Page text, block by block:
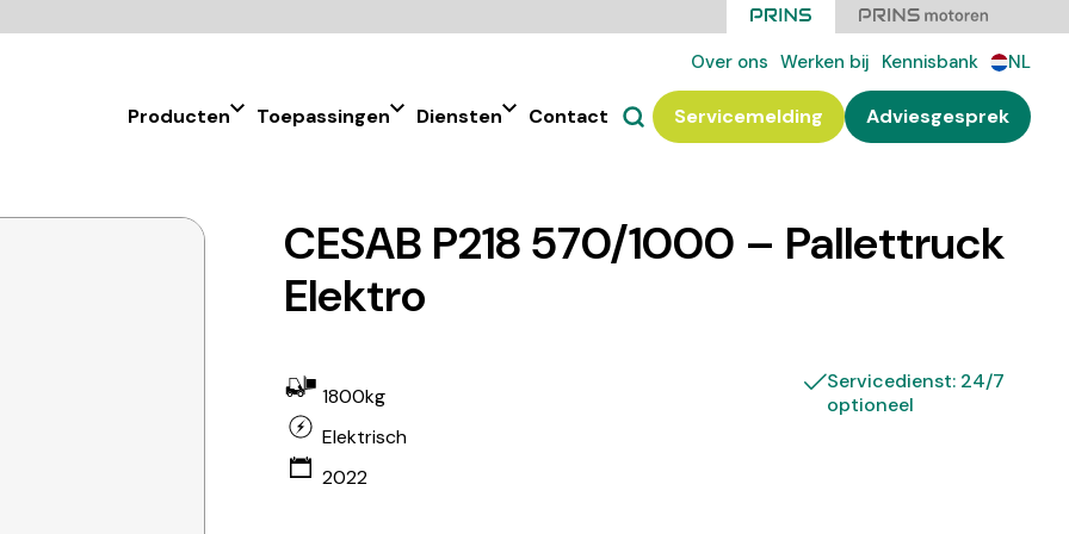
Over ons Werken bij Kennisbank NL
Producten Toepassingen Diensten Contact Servicemelding Adviesgesprek
CESAB P218 570/1000 – Pallettruck
Elektro
1800kg
Elektrisch
2022
Servicedienst: 24/7
optioneel